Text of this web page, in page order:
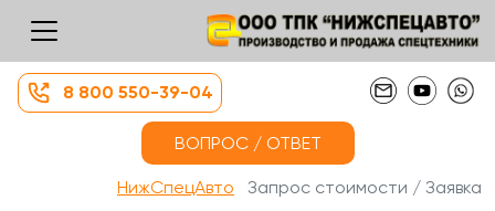
8 800 550-39-04
ВОПРОС / ОТВЕТ
НижСпецАвто Запрос стоимости / Заявка